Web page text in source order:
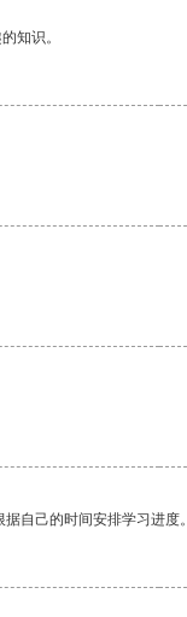
知识。
自己的时间安排学习进度。